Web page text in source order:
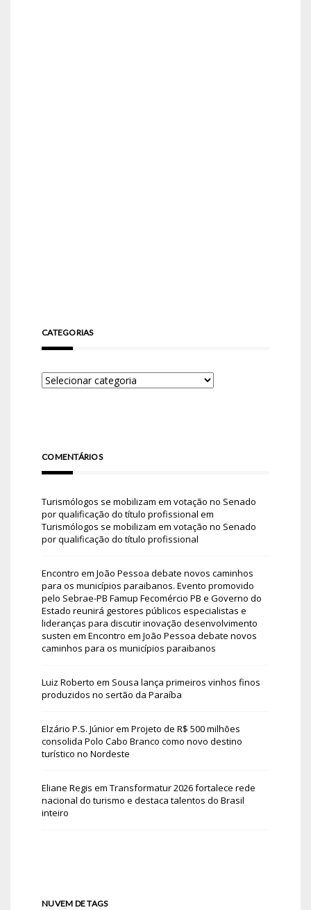
CATEGORIAS
COMENTÁRIOS
Turismólogos se mobilizam em votação no Senado
por qualificação do título profissional em
Turismólogos se mobilizam em votação no Senado
por qualificação do título profissional
Encontro em João Pessoa debate novos caminhos
para os municípios paraibanos. Evento promovido
pelo Sebrae-PB Famup Fecomércio PB e Governo do
Estado reunirá gestores públicos especialistas e
lideranças para discutir inovação desenvolvimento
susten em Encontro em João Pessoa debate novos
caminhos para os municípios paraibanos
Luiz Roberto em Sousa lança primeiros vinhos finos
produzidos no sertão da Paraíba
Elzário P.S. Júniorem Projeto de R$ 500 milhões
consolida Polo Cabo Branco como novo destino
turístico no Nordeste
Eliane Regis em Transformatur 2026 fortalece rede
nacional do turismo e destaca talentos do Brasil
inteiro
NUVEM DE TAGS